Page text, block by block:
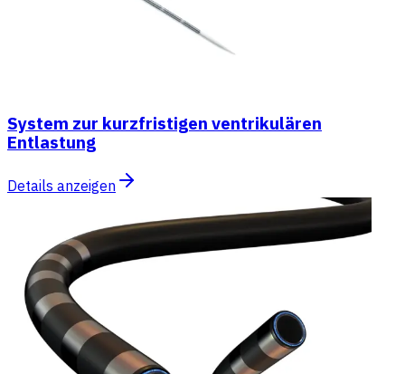
System zur kurzfristigen ventrikulären
Entlastung
Details anzeigen